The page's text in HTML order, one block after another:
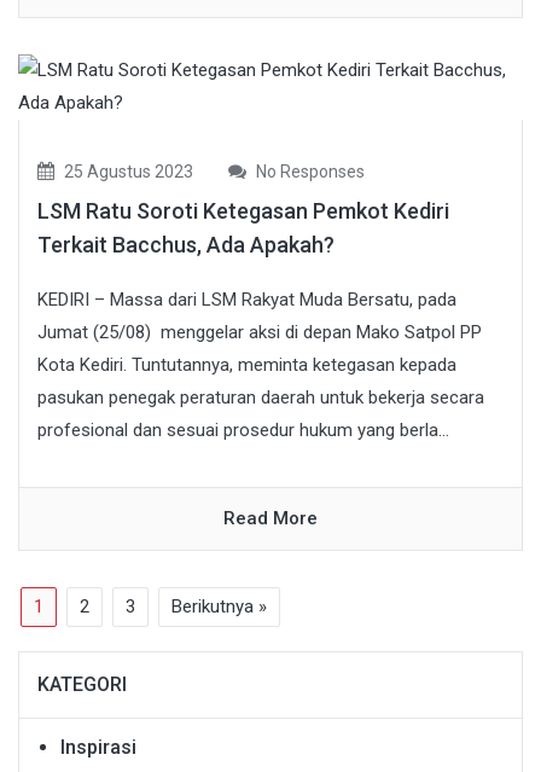
25 Agustus 2023 No Responses
LSM Ratu Soroti Ketegasan Pemkot Kediri
Terkait Bacchus, Ada Apakah?
KEDIRI – Massa dari LSM Rakyat Muda Bersatu, pada
Jumat (25/08) menggelar aksi di depan Mako Satpol PP
Kota Kediri. Tuntutannya, meminta ketegasan kepada
pasukan penegak peraturan daerah untuk bekerja secara
profesional dan sesuai prosedur hukum yang berla...
Read More
1 2 3 Berikutnya »
KATEGORI
Inspirasi